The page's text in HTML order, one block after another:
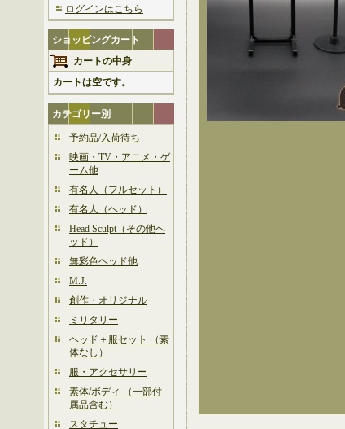
ログインはこちら
ショッピングカート
カートの中身
カートは空です。
カテゴリー別
予約品/入荷待ち
映画・TV・アニメ・ゲ
ーム他
有名人（フルセット）
有名人（ヘッド）
Head Sculpt（その他ヘ
ッド）
無彩色ヘッド他
M.J.
創作・オリジナル
ミリタリー
ヘッド＋服セット （素
体なし）
服・アクセサリー
素体/ボディ （一部付
属品含む）
スタチュー